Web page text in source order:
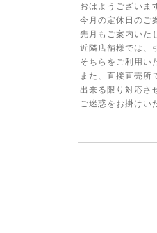
おはようございま
今月の定休日のご
先月もご案内いた
近隣店舗様では、
そちらをご利用い
また、直接直売所
出来る限り対応さ
ご迷惑をお掛けい